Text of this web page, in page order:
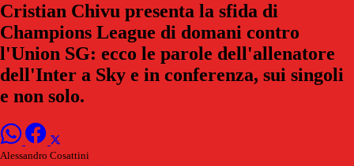
Cristian Chivu presenta la sfida di
Champions League di domani contro
l'Union SG: ecco le parole dell'allenatore
dell'Inter a Sky e in conferenza, sui singoli
e non solo.
Alessandro Cosattini